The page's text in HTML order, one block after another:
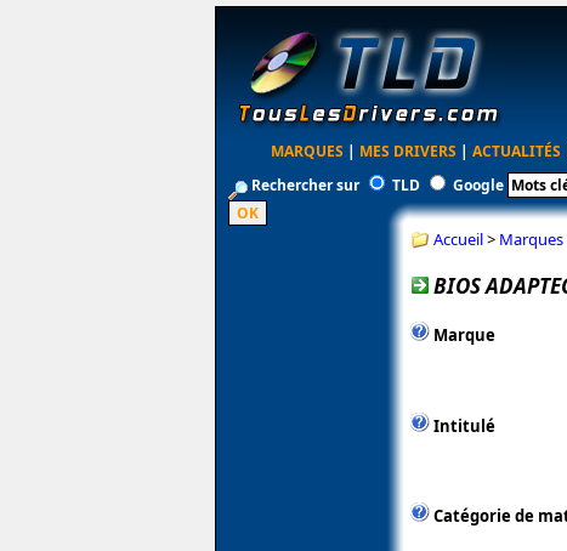
MARQUES | MES DRIVERS | ACTUALITÉS
Rechercher sur
TLD Google
Accueil> Marques
BIOS
Marque
Intitulé
Catégorie de